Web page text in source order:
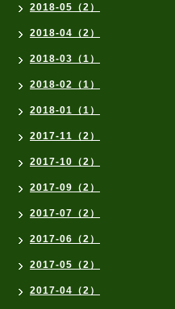
2018-05（2）
2018-04（2）
2018-03（1）
2018-02（1）
2018-01（1）
2017-11（2）
2017-10（2）
2017-09（2）
2017-07（2）
2017-06（2）
2017-05（2）
2017-04（2）